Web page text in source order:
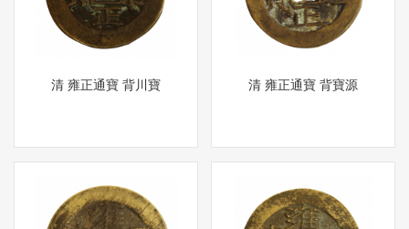
清 雍正通寶 背川寶 清 雍正通寶 背寶源